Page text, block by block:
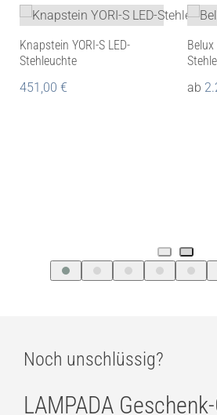
Knapstein YORI-S LED-
Stehleuchte
451,00 €
ab
Noch unschlüssig?
LAMPADA